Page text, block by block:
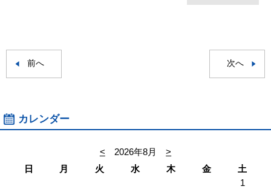
前へ 次へ
カレンダー
< 2026年8月
>
日
月 火 水 木 金
土
1